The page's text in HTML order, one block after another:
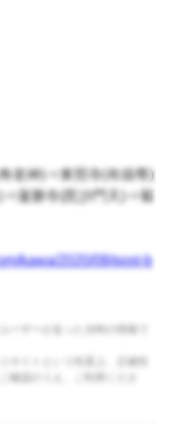
老神)⇒東照寺(布袋尊)
蓮勝寺(毘沙門天)⇒菊
kawa/2020/08/post-b
ーザーが走った当時の情報で
サイトという性質上、正確性
確認のうえ、ご利用くださ